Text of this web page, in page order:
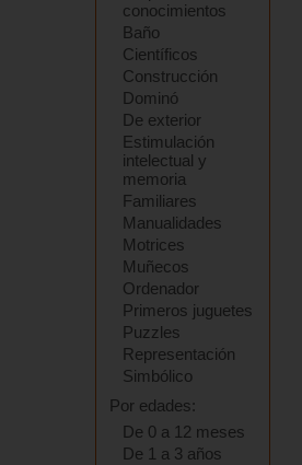
conocimientos
Baño
Científicos
Construcción
Dominó
De exterior
Estimulación
intelectual y
memoria
Familiares
Manualidades
Motrices
Muñecos
Ordenador
Primeros juguetes
Puzzles
Representación
Simbólico
Por edades:
De 0 a 12 meses
De 1 a 3 años